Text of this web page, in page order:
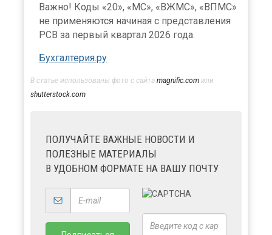
Важно! Коды «20», «МС», «ВЖМС», «ВПМС»
не применяются начиная с представления
РСВ за первый квартал 2026 года.
Бухгалтерия.ру
В статье использованы фото с сайта magnific.com или
shutterstock.com
ПОЛУЧАЙТЕ ВАЖНЫЕ НОВОСТИ И
ПОЛЕЗНЫЕ МАТЕРИАЛЫ
В УДОБНОМ ФОРМАТЕ НА ВАШУ ПОЧТУ